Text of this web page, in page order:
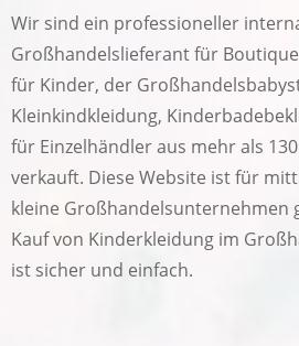
Wir sind ein professioneller
Großhandelslieferant für
für Kinder, der
Kleinkindkleidung,
für Einzelhändler aus mehr als
verkauft. Diese Website ist für
kleine Großhandelsunternehmen
Kauf von Kinderkleidung im
ist sicher und einfach.